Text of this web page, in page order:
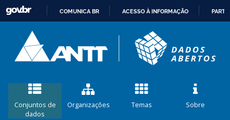
CONTEÚDO
COMUNICA BR ACESSO À INFORMAÇÃO
Conjuntos de
dados
Organizações Temas Sobre